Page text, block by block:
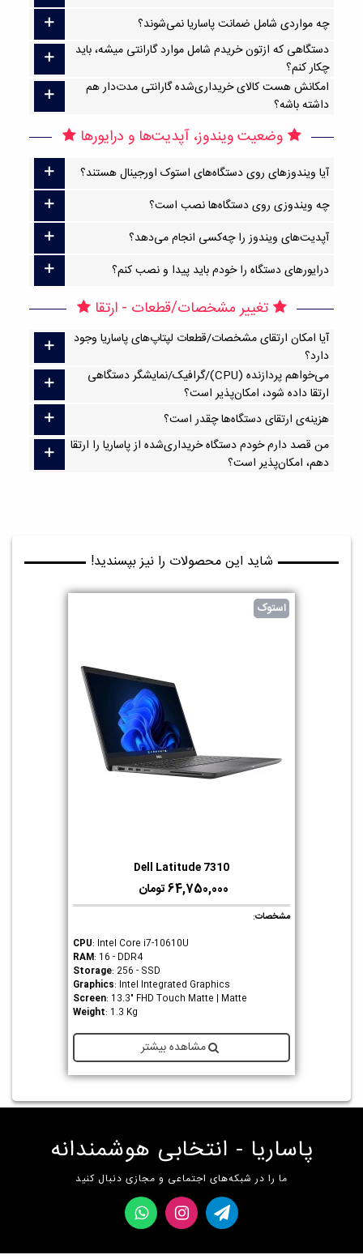
چه مواردی شامل ضمانت پاساریا نمی‌شوند؟
دستگاهی که ازتون خریدم شامل موارد گارانتی میشه، باید
چکار کنم؟
امکانش هست کالای خریداری‌شده گارانتی مدت‌دار هم
داشته باشه؟
وضعیت ویندوز، آپدیت‌ها و درایورها
آیا ویندوزهای روی دستگاه‌های استوک اورجینال هستند؟
چه ویندوزی روی دستگاه‌ها نصب است؟
آپدیت‌های ویندوز را چه‌کسی انجام می‌دهد؟
درایورهای دستگاه را خودم باید پیدا و نصب کنم؟
تغییر مشخصات/قطعات - ارتقا
آیا امکان ارتقا‌ی مشخصات/قطعات لپتاپ‌های پاساریا وجود
دارد؟
می‌خواهم پردازنده (CPU)/گرافیک/نمایشگر دستگاهی
ارتقا داده شود، امکان‌پذیر است؟
هزینه‌ی ارتقای دستگاه‌ها چقدر است؟
من قصد دارم خودم دستگاه خریداری‌شده از پاساریا را ارتقا
دهم، امکان‌پذیر است؟
شاید این محصولات را نیز بپسندید!
استوک
Dell Latitude 7310
64,750,000 تومان
مشخصات:
CPU: Intel Core i7-10610U
RAM: 16 - DDR4
Storage: 256 - SSD
Graphics: Intel Integrated Graphics
Screen: 13.3" FHD Touch Matte | Matte
Weight: 1.3 Kg
مشاهده بیشتر
پاساریا - انتخابی هوشمندانه
ما را در شبکه‌های اجتماعی و مجازی دنبال کنید